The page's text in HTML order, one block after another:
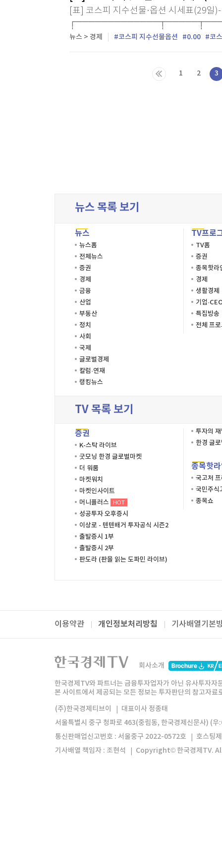
[표] 코스피 지수선물·옵션 시세표(29
뉴스 > 경제 코스피 지수선물옵션 0.00 코
1 2 3
뉴스 목록 보기
뉴스
뉴스홈
전체뉴스
증권
경제
금융
산업
부동산
정치
사회
국제
글로벌경제
칼럼·연재
랭킹뉴스
TV프로
TV홈
증권
종목핫라
경제
생활경제
기업
특집방송
전체 프
TV 목록 보기
증권
K-스탁 라이브
굿모닝 한경 글로벌마켓
더 워룸
마켓워치
마켓인사이트
머니플러스
HOT
성공투자 오후증시
이상로 - 텐텐배거 투자공식 시즌2
출발증시 1부
출발증시 2부
판도라 (판을 읽는 도파민 라이브)
투자의
한경 글
종목핫
국고처
국민주식
종목쇼
이용약관 개인정보처리방침 기사배열기본
패밀리사이트
한국경제TV
한경미디어그룹 한국경제신문 한국경제
모바일앱 한국경제TV앱
회사소개
한국경제TV와 파트너는 금융투자업자가 아닌 유사투자
본 사이트에서 제공되는 모든 정보는 투자판단의 참고자
(주)한국경제티브이
대표이사 정종태
서울특별시 중구 청파로 463(중림동, 한국경제신문사) (
통신판매업신고번호 : 서울중구 2022-0572호
호스팅
기사배열 책임자 : 조현석
Copyright© 한국경제TV.